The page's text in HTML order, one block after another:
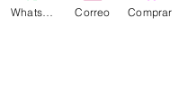
diseñados para ti.
Correo Comprar